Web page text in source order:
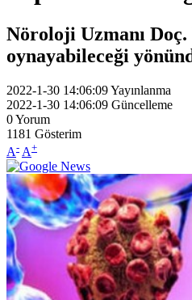
Nöroloji Uzmanı
oynayabileceği
2022-1-30 14:06:09Yayınlanma
2022-1-30 14:06:09 Güncelleme
0Yorum
1181 Gösterim
A- A+